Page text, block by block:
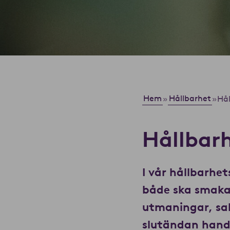
Hem » Hållbarhet »
I vår
både ska
utmaningar,
slutändan